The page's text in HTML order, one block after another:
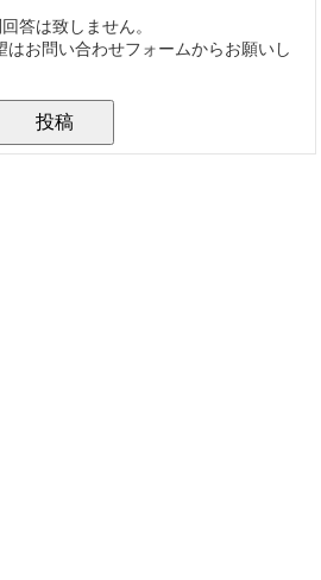
答は致しません。
はお問い合わせフォームからお願いし